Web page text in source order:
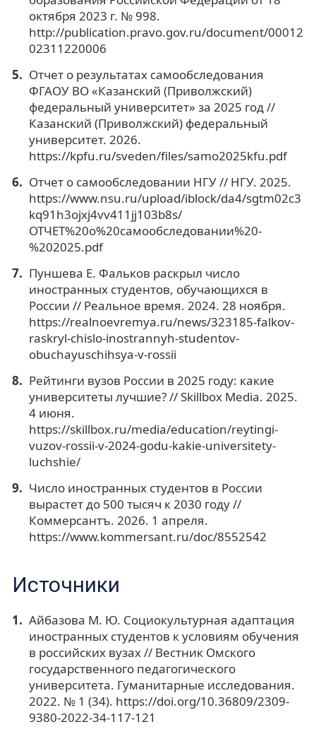
октября 2023 г. № 998.
http://publication.pravo.gov.ru/document/00012
02311220006
Отчет о результатах самообследования
ФГАОУ ВО «Казанский (Приволжский)
федеральный университет» за 2025 год //
Казанский (Приволжский) федеральный
университет. 2026.
https://kpfu.ru/sveden/files/samo2025kfu.pdf
Отчет о самообследовании НГУ // НГУ. 2025.
https://www.nsu.ru/upload/iblock/da4/sgtm02c3
kq91h3ojxj4vv411jj103b8s/
ОТЧЕТ%20о%20самообследовании%20-
%202025.pdf
Пуншева Е. Фальков раскрыл число
иностранных студентов, обучающихся в
России // Реальное время. 2024. 28 ноября.
https://realnoevremya.ru/news/323185-falkov-
raskryl-chislo-inostrannyh-studentov-
obuchayuschihsya-v-rossii
Рейтинги вузов России в 2025 году: какие
университеты лучшие? // Skillbox Media. 2025.
4 июня.
https://skillbox.ru/media/education/reytingi-
vuzov-rossii-v-2024-godu-kakie-universitety-
luchshie/
Число иностранных студентов в России
вырастет до 500 тысяч к 2030 году //
Коммерсантъ. 2026. 1 апреля.
https://www.kommersant.ru/doc/8552542
Источники
Айбазова М. Ю. Социокультурная адаптация
иностранных студентов к условиям обучения
в российских вузах // Вестник Омского
государственного педагогического
университета. Гуманитарные исследования.
2022. № 1 (34). https://doi.org/10.36809/2309-
9380-2022-34-117-121